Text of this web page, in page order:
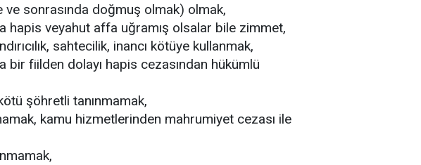
sonrasında doğmuş olmak) olmak,
hapis veyahut affa uğramış olsalar bile zimmet,
sahtecilik, inancı kötüye kullanmak,
bir fiilden dolayı hapis cezasından hükümlü
şöhretli tanınmamak,
kamu hizmetlerinden mahrumiyet cezası ile